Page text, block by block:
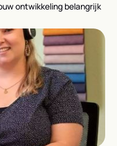
ontwikkeling belangrijk